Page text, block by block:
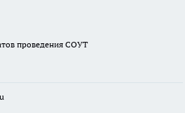
проведения СОУТ